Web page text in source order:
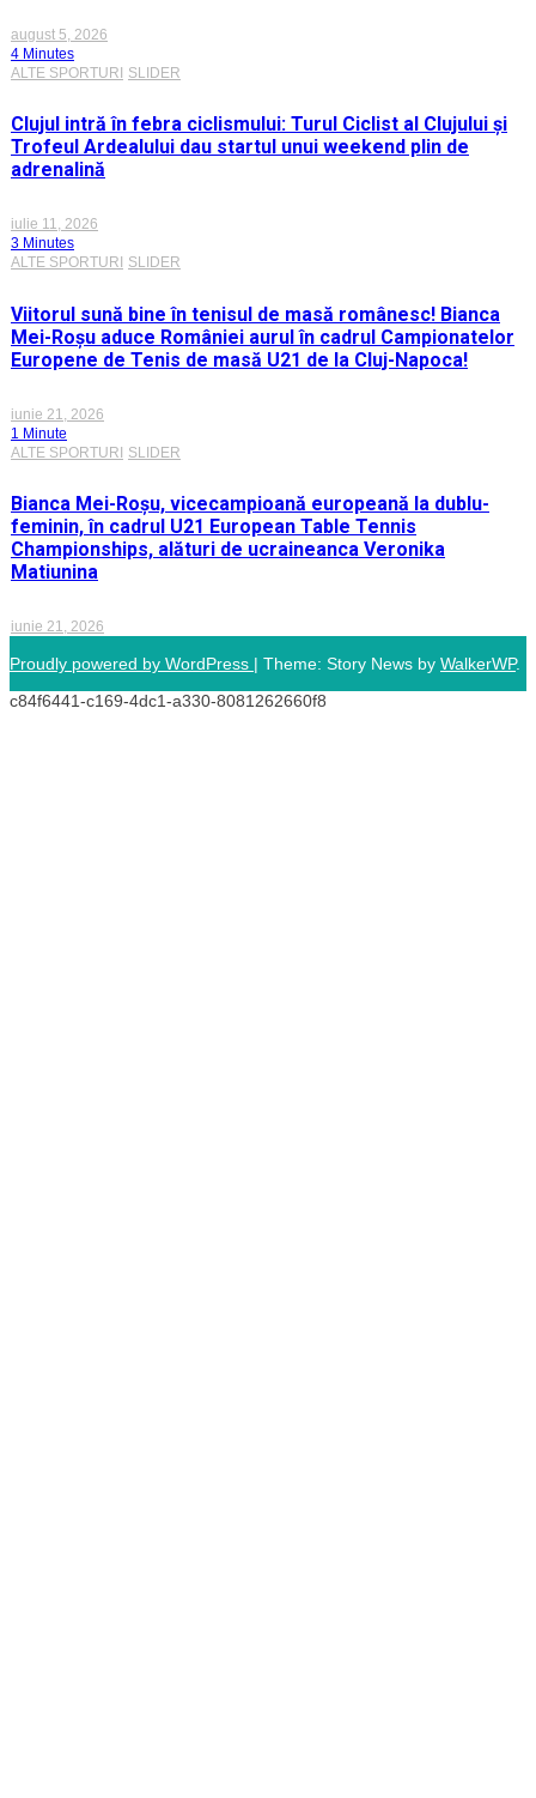
august 5, 2026
4 Minutes
ALTE SPORTURI SLIDER
Clujul intră în febra ciclismului: Turul Ciclist al Clujului și
Trofeul Ardealului dau startul unui weekend plin de
adrenalină
iulie 11, 2026
3 Minutes
ALTE SPORTURI
SLIDER
Viitorul sună bine în tenisul de masă românesc! Bianca
Mei-Roșu aduce României aurul în cadrul Campionatelor
Europene de Tenis de masă U21 de la Cluj-Napoca!
iunie 21, 2026
1 Minute
ALTE SPORTURI SLIDER
Bianca Mei-Roșu, vicecampioană europeană la dublu-
feminin, în cadrul U21 European Table Tennis
Championships, alături de ucraineanca Veronika
Matiunina
iunie 21, 2026
Proudly powered by WordPress | Theme: Story News by WalkerWP.
c84f6441-c169-4dc1-a330-8081262660f8